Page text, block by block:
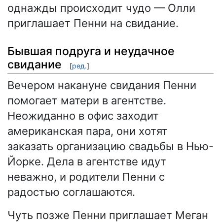
однажды происходит чудо — Олли
приглашает Пенни на свидание.
Бывшая подруга и неудачное
свидание
[ред.]
Вечером накануне свидания Пенни
помогает матери в агентстве.
Неожиданно в офис заходит
американская пара, они хотят
заказать организацию свадьбы в Нью-
Йорке. Дела в агентстве идут
неважно, и родители Пенни с
радостью соглашаются.
Чуть позже Пенни приглашает Меган